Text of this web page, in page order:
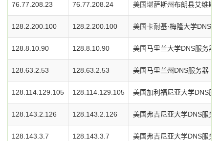
76.77.208.23 76.77.208.24 美国堪萨斯州布朗县艾维斯
128.2.200.100 128.2.200.100 美国卡耐基·梅隆大学DNS
128.8.10.90 128.8.10.90 美国马里兰大学DNS服务器
128.63.2.53 128.63.2.53 美国马里兰州DNS服务器
128.114.129.105 128.114.129.105 美国加利福尼亚大学DNS服
128.143.2.126 128.143.2.126 美国弗吉尼亚大学DNS服务
128.143.3.7 128.143.3.7 美国弗吉尼亚大学DNS服务